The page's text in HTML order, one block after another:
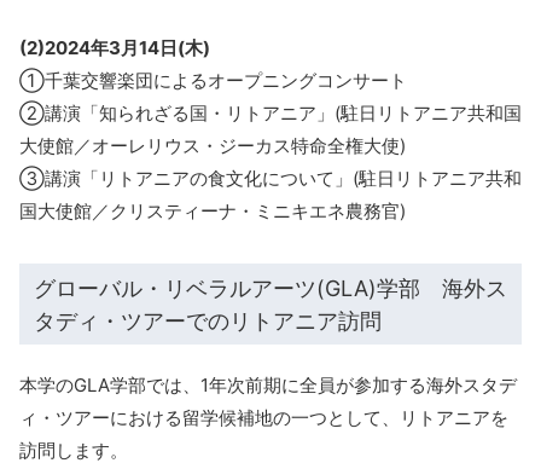
(2)2024年3月14日(木)
①千葉交響楽団によるオープニングコンサート
②講演「知られざる国・リトアニア」(駐日リトアニア共和国
大使館／オーレリウス・ジーカス特命全権大使)
③講演「リトアニアの食文化について」(駐日リトアニア共和
国大使館／クリスティーナ・ミニキエネ農務官)
グローバル・リベラルアーツ(GLA)学部 海外ス
タディ・ツアーでのリトアニア訪問
本学のGLA学部では、1年次前期に全員が参加する海外スタデ
ィ・ツアーにおける留学候補地の一つとして、リトアニアを
訪問します。